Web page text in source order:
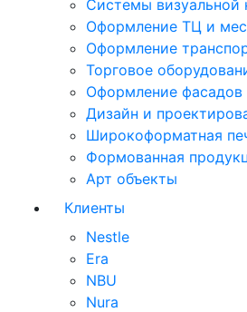
Системы визуальной
Оформление ТЦ и
Оформление
Торговое
Оформление фасадов
Дизайн и
Широкоформатная
Формованная
Арт объекты
Клиенты
Nestle
Era
NBU
Nura